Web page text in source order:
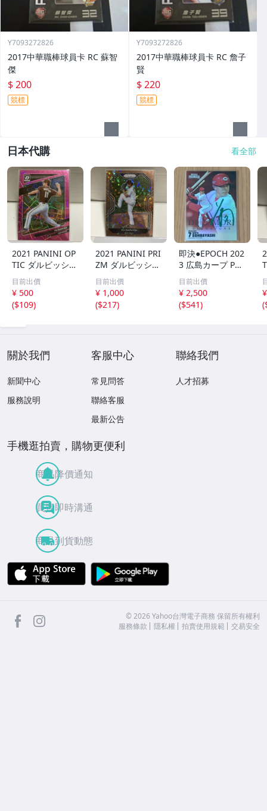
Y7093272826
2017中華職棒球員卡 RC 蘇智
傑
$ 200
競標
Y7093272826
2017中華職棒球員卡 RC 詹子
賢
$ 220
競標
日本代購 看全部
2021 PANINI OP
TIC ダルビッシュ
有 249枚限定
シリアルカード
パドレス
目前出價
¥ 500
($109)
2021 PANINI PRI
ZM ダルビッシュ
有 40枚限定
シリアルカード
パドレス
目前出價
¥ 1,000
($217)
即決●EPOCH 202
3 広島カープ PRE
MIER EDITION
堂林翔太 /5枚限
定 デコモリ緑箔
サインカード #D
目前出價
¥ 2,500
($541)
(
關於我們
新聞中心
服務說明
客服中心
常見問答
聯絡客服
最新公告
聯絡我們
人才招募
手機逛拍賣，購物更便利
商品降價通知
買賣即時溝通
商品到貨動態
APP Store
facebook ©2026 Yahoo台灣電子商務 保留所有權利
服務條款
隱私權 拍賣使用規範 交易安全